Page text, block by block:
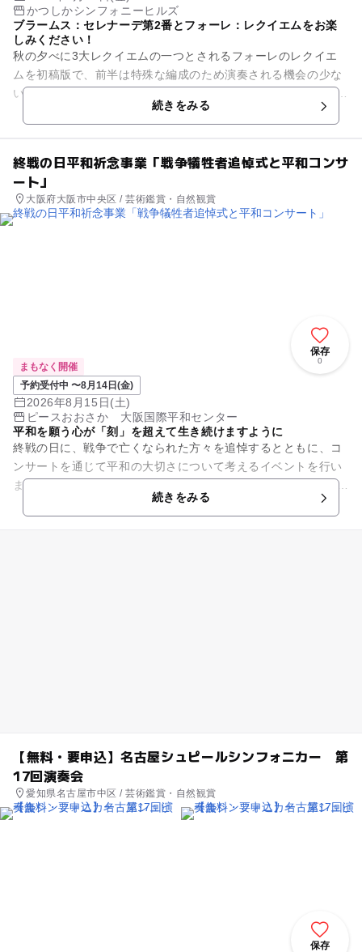
かつしかシンフォニーヒルズ
ブラームス：セレナーデ第2番とフォーレ：レクイエムをお楽
しみください！
秋の夕べに3大レクイエムの一つとされるフォーレのレクイエ
ムを初稿版で、前半は特殊な編成のため演奏される機会の少な
いブラームスのセレナード第2番をお楽しみください。 ■日時：
続きをみる
終戦の日平和祈念事業「戦争犠牲者追悼式と平和コンサ
ート」
大阪府大阪市中央区 / 芸術鑑賞・自然観賞
保存
0
まもなく開催
予約受付中 〜8月14日(金)
2026年8月15日(土)
ピースおおさか 大阪国際平和センター
平和を願う心が「刻」を超えて生き続けますように
終戦の日に、戦争で亡くなられた方々を追悼するとともに、コ
ンサートを通じて平和の大切さについて考えるイベントを行い
ます。 ～ プログラム ～ ◇平和コンサート（ピースおおさか 1
続きをみる
【無料・要申込】名古屋シュピールシンフォニカー 第
17回演奏会
愛知県名古屋市中区 / 芸術鑑賞・自然観賞
保存